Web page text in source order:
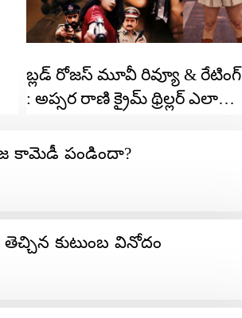
బ్లడ్ రోజస్ మూవీ రివ్యూ & రేటింగ్
: అప్సర రాణి క్రైమ్ థ్రిల్లర్ ఎలా
కామెడీ పండిందా?
కుటుంబ వినోదం